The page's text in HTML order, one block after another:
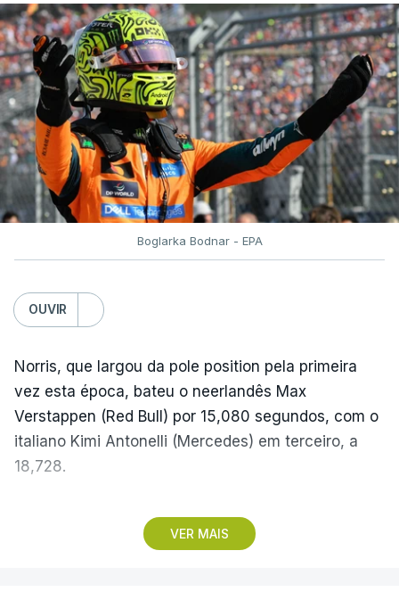
Boglarka Bodnar - EPA
OUVIR
VER MAIS
Norris, que largou da pole position pela primeira
vez esta época, bateu o neerlandês Max
Verstappen (Red Bull) por 15,080 segundos, com o
italiano Kimi Antonelli (Mercedes) em terceiro, a
18,728.
Com estes resultados, Kimi Antonelli cimentou a
liderança do Mundial de Pilotos, aproveitando o